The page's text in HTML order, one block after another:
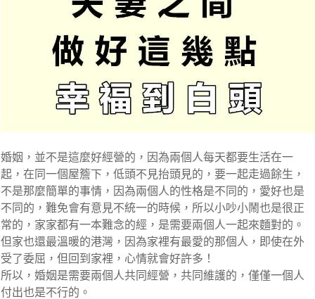
婚姻，並不是這麼好經營的，因為兩個人每天都要生活在一
起，在同一個屋簷下，低頭不見抬頭見的，要一起走過餘生，
不是那麼簡單的事情，因為兩個人的性格是不同的，愛好也是
不同的，難免會有意見不統一的時候，所以小吵小鬧也是很正
常的，家家都有一本難念的經，是需要兩個人一起來麵對的。
但家也還最溫暖的港灣，因為家裡有最愛的那個人，即使在外
受了委屈，但回到家裡，心情就會好許多！
所以，婚姻是需要兩個人共同經營，共同維護的，僅僅一個人
付出也是不行的。